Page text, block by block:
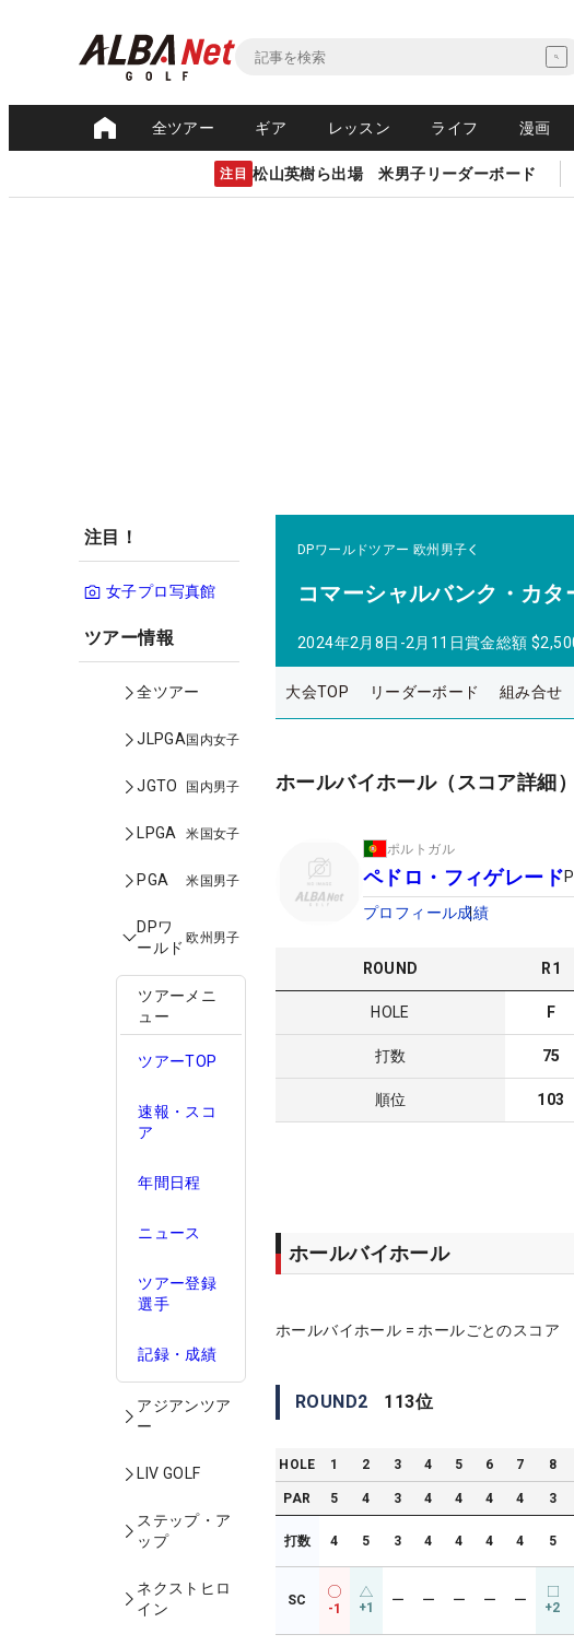
全ツアー ギア レッスン ライフ 漫画
注目 松山英樹ら出場 米男子リーダーボード
注目！
女子プロ写真館
ツアー情報
全ツアー
JLPGA国内女子
JGTO 国内男子
LPGA 米国女子
PGA 米国男子
DPワ
ールド
欧州男子
ツアーメニ
ュー
ツアーTOP
速報・スコ
ア
年間日程
ニュース
ツアー登録
選手
記録・成績
アジアンツア
ー
LIV GOLF
ステップ・ア
ップ
ネクストヒロ
イン
DPワールドツアー 欧州男子
コマーシャルバンク・カ
2024年2月8日-2月11日賞金総額
大会TOP リーダーボード 組み合せ
ホールバイホール（スコア詳細）
ポルトガル
ペドロ・フィゲレード
プロフィール成績
ROUND R1
HOLE F
打数 75
順位 103
ホールバイホール
ホールバイホール = ホールごとのスコア
ROUND2 113位
HOLE 1 2 3 4 5 6 7 8
PAR 5 4 3 4 4 4 4 3
打数 4 5 3 4 4 4 4 5
SC
-1 +1 ー ー ー ー ー +2